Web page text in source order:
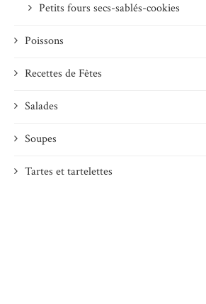
Petits fours secs-sablés-cookies
Poissons
Recettes de Fêtes
Salades
Soupes
Tartes et tartelettes